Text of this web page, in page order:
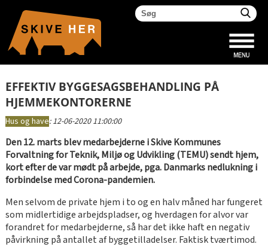
EFFEKTIV BYGGESAGSBEHANDLING PÅ
HJEMMEKONTORERNE
Hus og have:12-06-2020 11:00:00
Den 12. marts blev medarbejderne i Skive Kommunes
Forvaltning for Teknik, Miljø og Udvikling (TEMU) sendt hjem,
kort efter de var mødt på arbejde, pga. Danmarks nedlukning i
forbindelse med Corona-pandemien.
Men selvom de private hjem i to og en halv måned har fungeret
som midlertidige arbejdspladser, og hverdagen for alvor var
forandret for medarbejderne, så har det ikke haft en negativ
påvirkning på antallet af byggetilladelser. Faktisk tværtimod.